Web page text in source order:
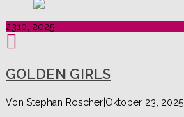
2310, 2025
GOLDEN GIRLS
Von Stephan Roscher Oktober 23, 2025